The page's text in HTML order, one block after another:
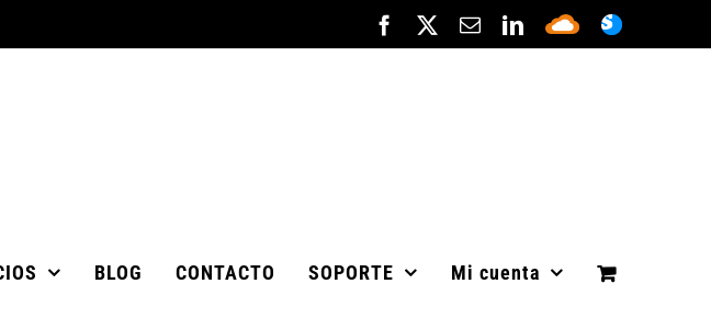
Facebook
X
Correo
electrónico
LinkedIn
Sepa
Cloud
BLOG CONTACTO SOPORTE Mi cuenta